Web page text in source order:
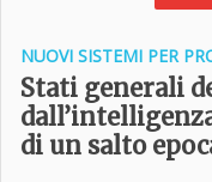
NUOVI SISTEMI PER
Stati generali
di un salto